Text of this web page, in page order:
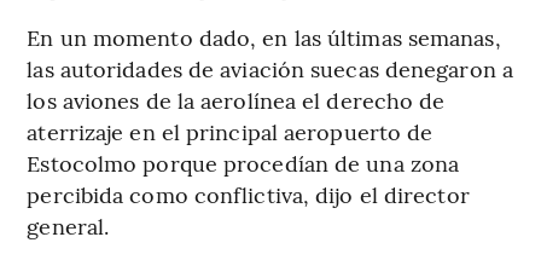
En un momento dado, en las últimas semanas,
las autoridades de aviación suecas denegaron a
los aviones de la aerolínea el derecho de
aterrizaje en el principal aeropuerto de
Estocolmo porque procedían de una zona
percibida como conflictiva, dijo el director
general.